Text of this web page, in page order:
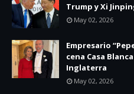
Trump y Xi
May 02, 2026
Empresario
cena Casa
Inglaterra
May 02, 2026